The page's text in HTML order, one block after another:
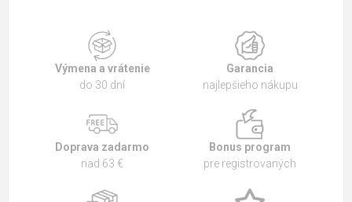
Výmena a vrátenie
do 30 dní
Garancia
najlepšieho nákupu
Doprava zadarmo
nad 63 €
Bonus program
pre registrovaných